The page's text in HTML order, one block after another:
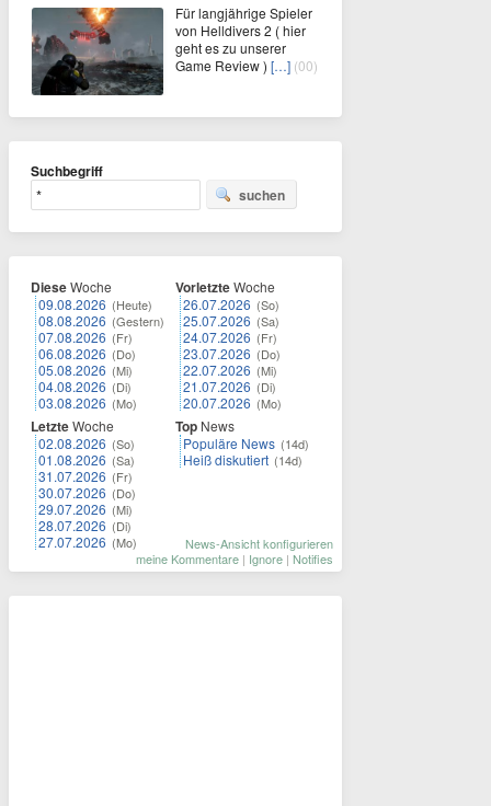
Für langjährige Spieler
von Helldivers 2 ( hier
geht es zu unserer
Game Review ) […] (00)
Suchbegriff
suchen
DieseWoche
09.08.2026 (Heute)
08.08.2026 (Gestern)
07.08.2026 (Fr)
06.08.2026 (Do)
05.08.2026 (Mi)
04.08.2026 (Di)
03.08.2026 (Mo)
LetzteWoche
02.08.2026 (So)
01.08.2026 (Sa)
31.07.2026 (Fr)
30.07.2026 (Do)
29.07.2026 (Mi)
28.07.2026 (Di)
27.07.2026 (Mo)
VorletzteWoche
26.07.2026 (So)
25.07.2026 (Sa)
24.07.2026 (Fr)
23.07.2026 (Do)
22.07.2026 (Mi)
21.07.2026 (Di)
20.07.2026 (Mo)
Top News
Populäre News (14d)
Heiß diskutiert (14d)
News-Ansicht konfigurieren
meine Kommentare | Ignore | Notifies